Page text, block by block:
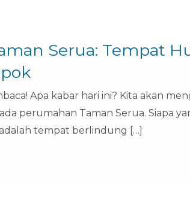
Serua: Tempat
Apa kabar hari ini? Kita akan
perumahan Taman Serua. Siapa
tempat berlindung […]